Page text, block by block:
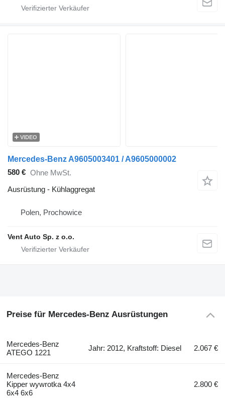
VIDEO
Mercedes-Benz A9605003401 / A9605000002
580 € Ohne MwSt.
Ausrüstung - Kühlaggregat
Polen, Prochowice
Vent Auto Sp. z o.o.
Preise für Mercedes-Benz Ausrüstungen
Mercedes-Benz
ATEGO 1221
Jahr: 2012, Kraftstoff: Diesel 2.067 €
Mercedes-Benz
Kipper wywrotka 4x4
6x4 6x6
2.800 €